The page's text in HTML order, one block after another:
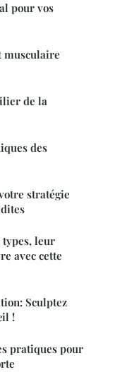
pour vos
musculaire
de la
des
stratégie
leur
avec cette
Sculptez
!
pratiques pour